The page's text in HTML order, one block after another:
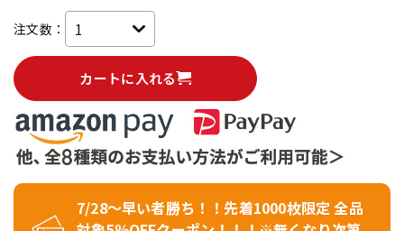
注文数：
カートに入れる
7/28～早い者勝ち！！先着1000枚限定 全品